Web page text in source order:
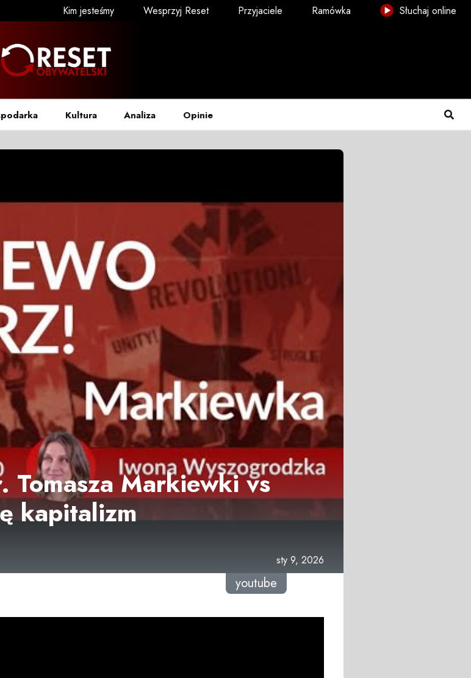
Kim jesteśmy Wesprzyj Reset Przyjaciele Ramówka Słuchaj online
Kultura Analiza Opinie
Tomasza Markiewki vs
kapitalizm
sty 9, 2026
youtube